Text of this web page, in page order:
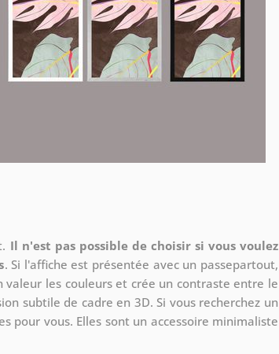
Il n'est pas possible de choisir si vous voulez
. Si l'affiche est présentée avec un passepartout,
les couleurs et crée un contraste entre le
subtile de cadre en 3D. Si vous recherchez un
pour vous. Elles sont un accessoire minimaliste